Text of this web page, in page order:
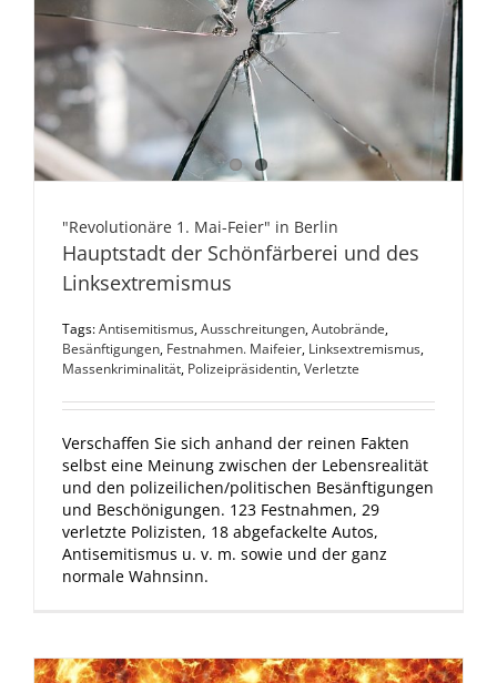
"Revolutionäre 1. Mai-Feier" in Berlin
Hauptstadt der Schönfärberei und des
Linksextremismus
Tags:Antisemitismus,Ausschreitungen,Autobrände,
Besänftigungen, Festnahmen. Maifeier, Linksextremismus,
Massenkriminalität, Polizeipräsidentin,Verletzte
Verschaffen Sie sich anhand der reinen Fakten
selbst eine Meinung zwischen der Lebensrealität
und den polizeilichen/politischen Besänftigungen
und Beschönigungen. 123 Festnahmen, 29
verletzte Polizisten, 18 abgefackelte Autos,
Antisemitismus u. v. m. sowie und der ganz
normale Wahnsinn.